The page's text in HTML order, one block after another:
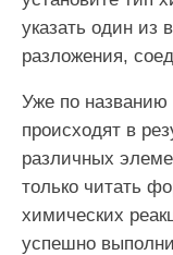
указать один из
разложения,
Уже по названию
происходят в
различных
только читать
химических
успешно